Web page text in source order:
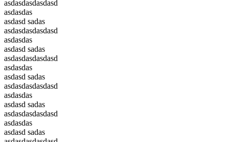
asdasdasdasdasd
asdasdas
asdasd sadas
asdasdasdasdasd
asdasdas
asdasd sadas
asdasdasdasdasd
asdasdas
asdasd sadas
asdasdasdasdasd
asdasdas
asdasd sadas
asdasdasdasdasd
asdasdas
asdasd sadas